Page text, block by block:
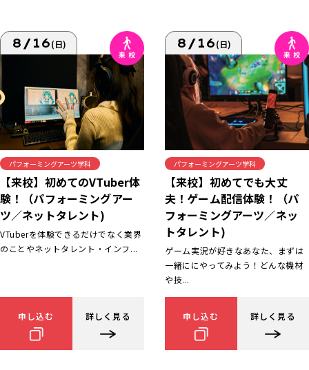
8/16(日)
パフォーミングアーツ学科
【来校】初めてのVTuber体
験！（パフォーミングアー
ツ／ネットタレント)
VTuberを体験できるだけでなく業界
のことやネットタレント・インフ...
申し込む 詳しく見る
8/16(日)
パフォーミングアーツ学科
【来校】初めてでも大丈
夫！ゲーム配信体験！（パ
フォーミングアーツ／ネッ
トタレント)
ゲーム実況が好きなあなた、まずは
一緒ににやってみよう！どんな機材
や技...
申し込む 詳しく見る